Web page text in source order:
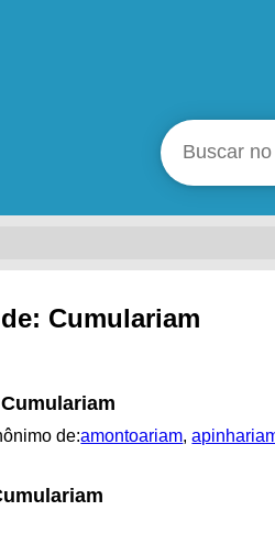
Cumulariam
de:amontoariam,